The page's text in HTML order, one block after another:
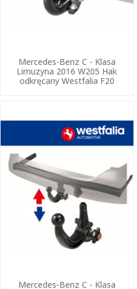
Mercedes-Benz C - Klasa
Limuzyna 2016 W205 Hak
odkręcany Westfalia F20
Mercedes-Benz C - Klasa